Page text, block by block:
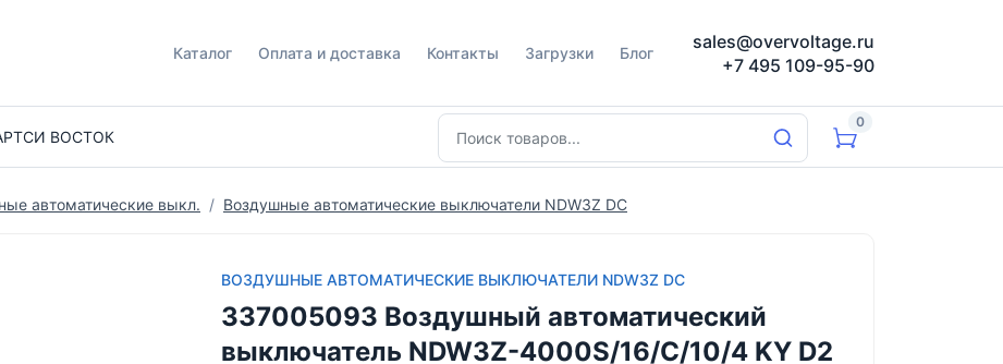
Каталог Оплата и доставка Контакты Загрузки Блог
sales@overvoltage.ru
+7 495 109-95-90
ВОСТОК
0
автоматические выкл. Воздушные автоматические выключатели NDW3Z DC
ВОЗДУШНЫЕ АВТОМАТИЧЕСКИЕ ВЫКЛЮЧАТЕЛИ NDW3Z DC
337005093 Воздушный автоматический
выключатель NDW3Z-4000S/16/С/10/4 KY D2